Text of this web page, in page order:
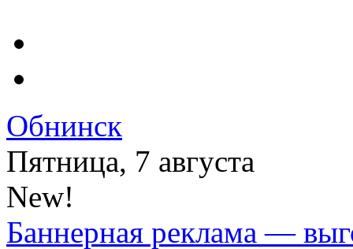
Обнинск
Пятница, 7 августа
New!
Баннерная реклама —